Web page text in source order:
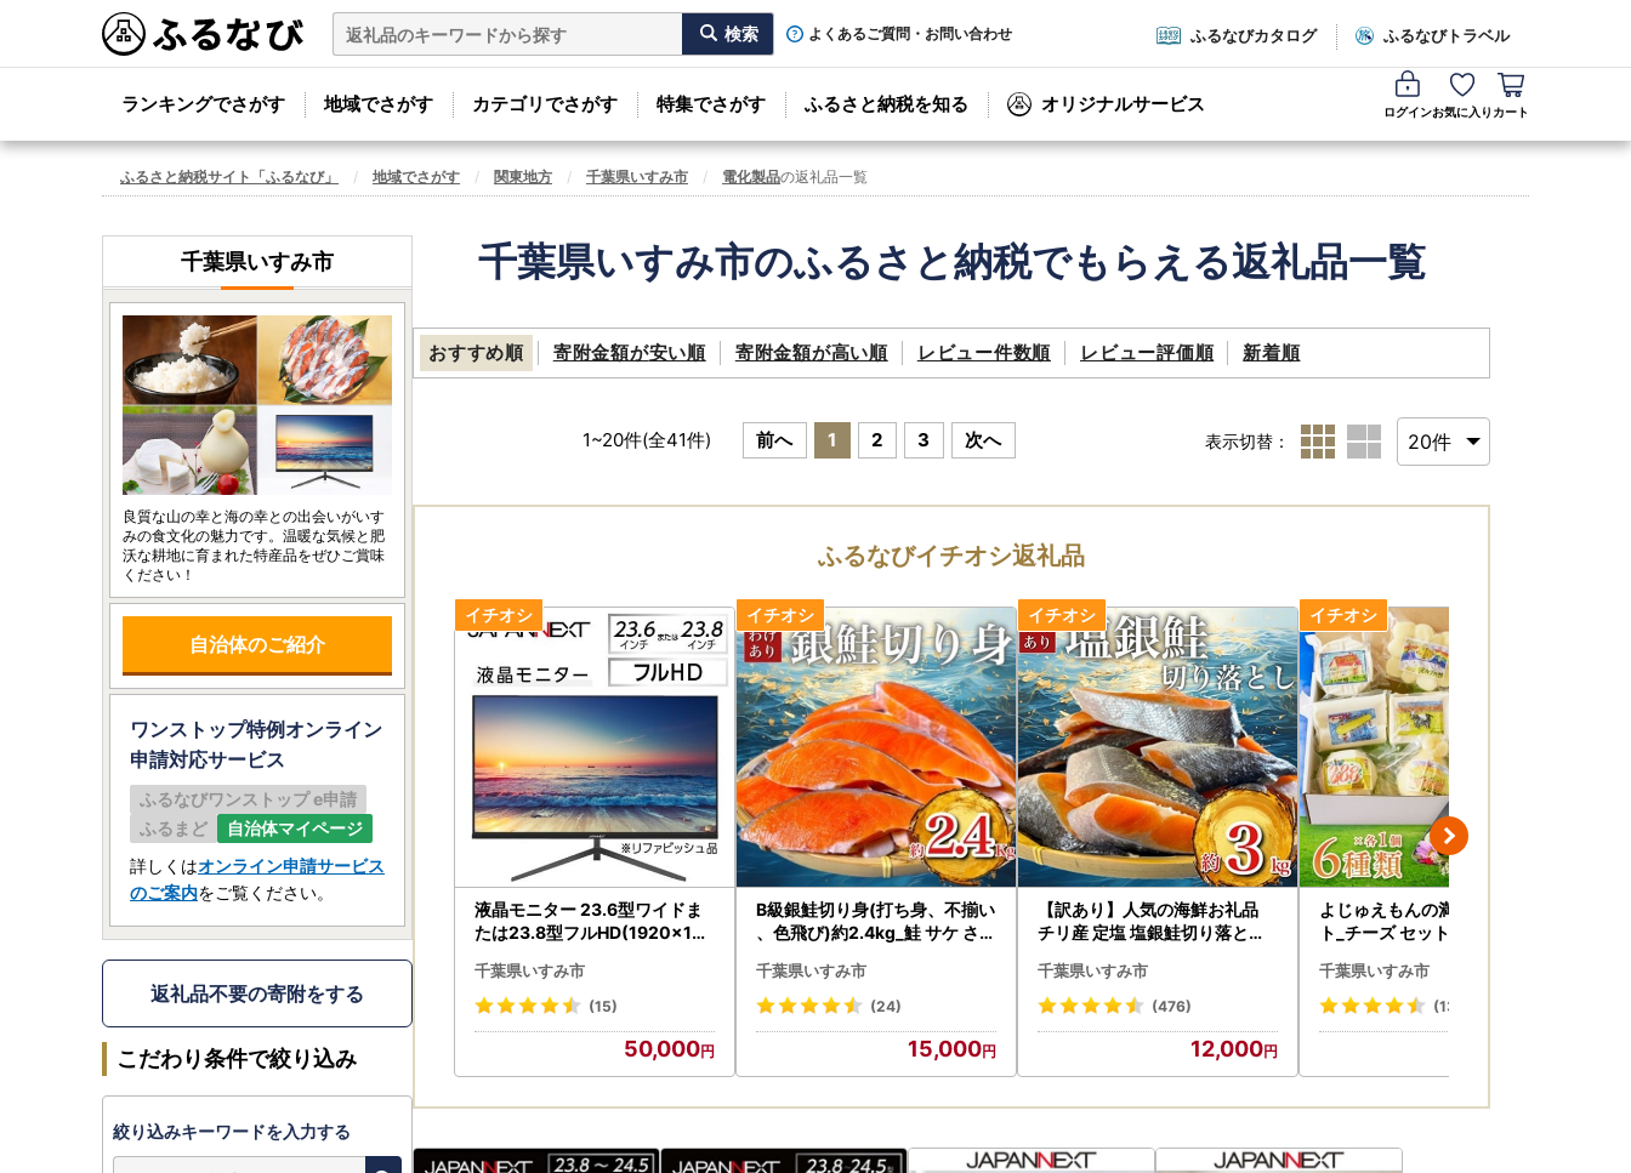
よくあるご質問・お問い合わせ ふるなびカタログ ふるなびトラベル
ランキングでさがす 地域でさがす カテゴリでさがす 特集でさがす ふるさと納税を知る オリジナルサービス ログインお気に入り カート
ふるさと納税サイト「ふるなび」 地域でさがす 関東地方 千葉県いすみ市 電化製品の返礼品一覧
千葉県いすみ市のふるさと納税でもらえる返礼品一覧
おすすめ順 寄附金額が安い順 寄附金額が高い順 レビュー件数順 レビュー評価順 新着順
1~20件(全41件) 前へ 1 2 3 次へ 表示切替：
ふるなびイチオシ返礼品
液晶モニター 23.6型ワイドま
たは23.8型フルHD(1920×108
ター フルHD リファビッシュ 2
3.6型 23.8型_【1388431】
千葉県いすみ市
(15)
50,000
B級銀鮭切り身(打ち身、不揃い
、色飛び)約2.4kg_鮭 サケ さけ
域：離島】【1441750】
千葉県いすみ市
(24)
15,000
【訳あり】人気の海鮮お礼品
チリ産 定塩 塩銀鮭切り落とし(
り おすすめ_【配送不可地域：
離島】【1389616】
千葉県いすみ市
(476)
12,000
よじゅえもんの満足チーズセッ
ト_チーズ セット 満足 詰め合わ
離島】【1398385】
千葉県いすみ市
(13)
千葉県いすみ市
良質な山の幸と海の幸との出会いがいす
みの食文化の魅力です。温暖な気候と肥
沃な耕地に育まれた特産品をぜひご賞味
ください！
自治体のご紹介
ワンストップ特例オンライン
申請対応サービス
ふるなびワンストップ e申請
ふるまど
自治体マイページ
詳しくはオンライン申請サービス
のご案内をご覧ください。
返礼品不要の寄附をする
こだわり条件で絞り込み
絞り込みキーワードを入力する